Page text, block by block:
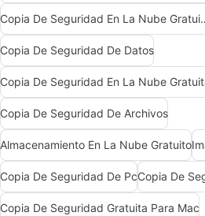
Copia De
Copia De Seguridad De Datos
Copia De Seguridad En La Nube
Copia De Seguridad De Archivos
Almacenamiento En La Nube Gratuito
Copia De Seguridad De Pc
Copia De Seguridad Gratuita Para Mac